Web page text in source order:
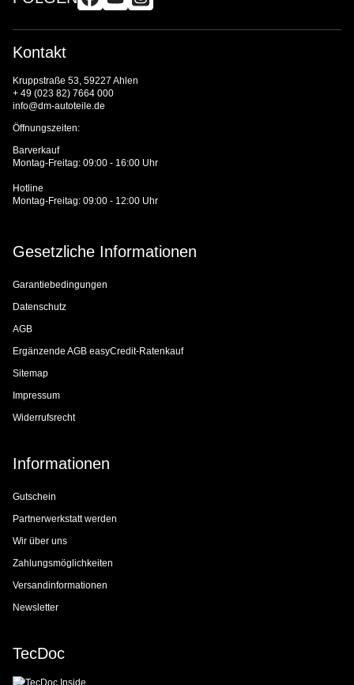
Kontakt
Kruppstraße 53, 59227 Ahlen
+ 49 (023 82) 7664 000
info@dm-autoteile.de
Öffnungszeiten:
Barverkauf
Montag-Freitag: 09:00 - 16:00 Uhr
Hotline
Montag-Freitag: 09:00 - 12:00 Uhr
Gesetzliche Informationen
Garantiebedingungen
Datenschutz
AGB
Ergänzende AGB easyCredit-Ratenkauf
Sitemap
Impressum
Widerrufsrecht
Informationen
Gutschein
Partnerwerkstatt werden
Wir über uns
Zahlungsmöglichkeiten
Versandinformationen
Newsletter
TecDoc